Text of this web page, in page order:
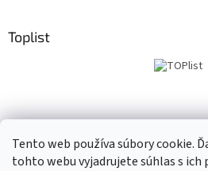
Tento web používa súbory cookie.
tohto webu vyjadrujete súhlas s ich
Toplist